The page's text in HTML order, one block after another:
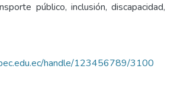
público, inclusión, discapacidad,
handle/123456789/3100